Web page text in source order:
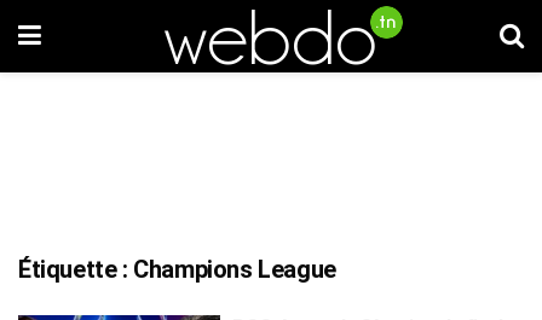
Étiquette : Champions League